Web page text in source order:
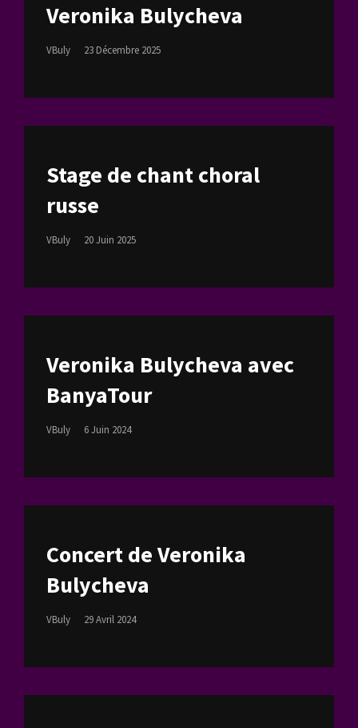
Veronika Bulycheva
VBuly
Posted
23 Décembre 2025
Stage de chant choral
russe
VBuly
Posted
20 Juin 2025
Veronika Bulycheva avec
BanyaTour
VBuly
Posted
6 Juin 2024
Concert de Veronika
Bulycheva
VBuly
Posted
29 Avril 2024